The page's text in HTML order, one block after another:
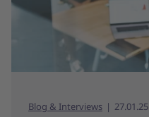
Blog & Interviews 27.01.25